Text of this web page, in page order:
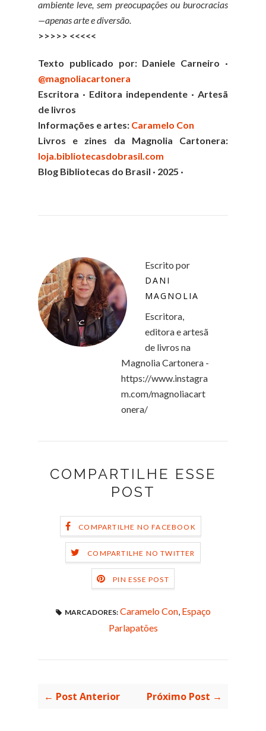
ambiente leve, sem preocupações ou burocracias
—apenas arte e diversão.
>>>>> <<<<<
Texto publicado por: Daniele Carneiro ·
@magnoliacartonera
Escritora · Editora independente · Artesã
de livros
Informações e artes: Caramelo Con
Livros e zines da Magnolia Cartonera:
loja.bibliotecasdobrasil.com
Blog Bibliotecas do Brasil · 2025 ·
Escrito por
DANI
MAGNOLIA
Escritora,
editora e artesã
de livros na
Magnolia Cartonera -
https://www.instagra
m.com/magnoliacart
onera/
COMPARTILHE ESSE
POST
COMPARTILHE NO FACEBOOK
COMPARTILHE NO TWITTER
PIN ESSE POST
MARCADORES: Caramelo Con, Espaço
Parlapatões
← Post Anterior Próximo Post →